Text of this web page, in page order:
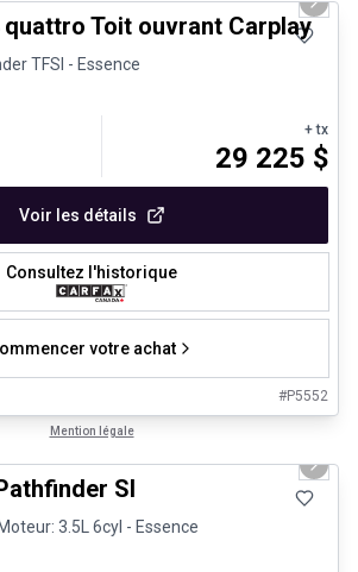
Next
quattro Toit ouvrant Carplay
TFSI - Essence
+ tx
29 225 $
Voir les détails
Consultez l'historique
votre achat
#P5552
Mention légale
certifiés
Next
Sl
3.5L 6cyl - Essence